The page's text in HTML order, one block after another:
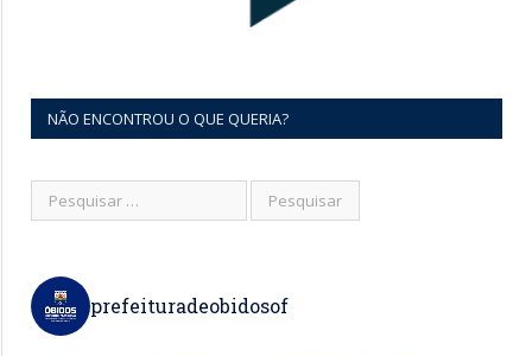
NÃO ENCONTROU O QUE QUERIA?
prefeituradeobidosof